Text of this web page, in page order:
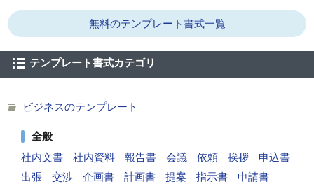
無料のテンプレート書式一覧
テンプレート書式カテゴリ
ビジネスのテンプレート
全般
社内文書
社内資料 報告書 会議 依頼 挨拶
申込書
出張
交渉 企画書 計画書 提案 指示書
申請書